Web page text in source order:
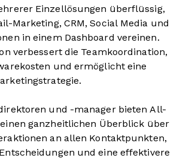
Einzellösungen überflüssig,
Marketing, CRM, Social Media und
in einem Dashboard vereinen.
verbessert die Teamkoordination,
und ermöglicht eine
und -manager bieten All-
ganzheitlichen Überblick über
an allen Kontaktpunkten,
und eine effektivere